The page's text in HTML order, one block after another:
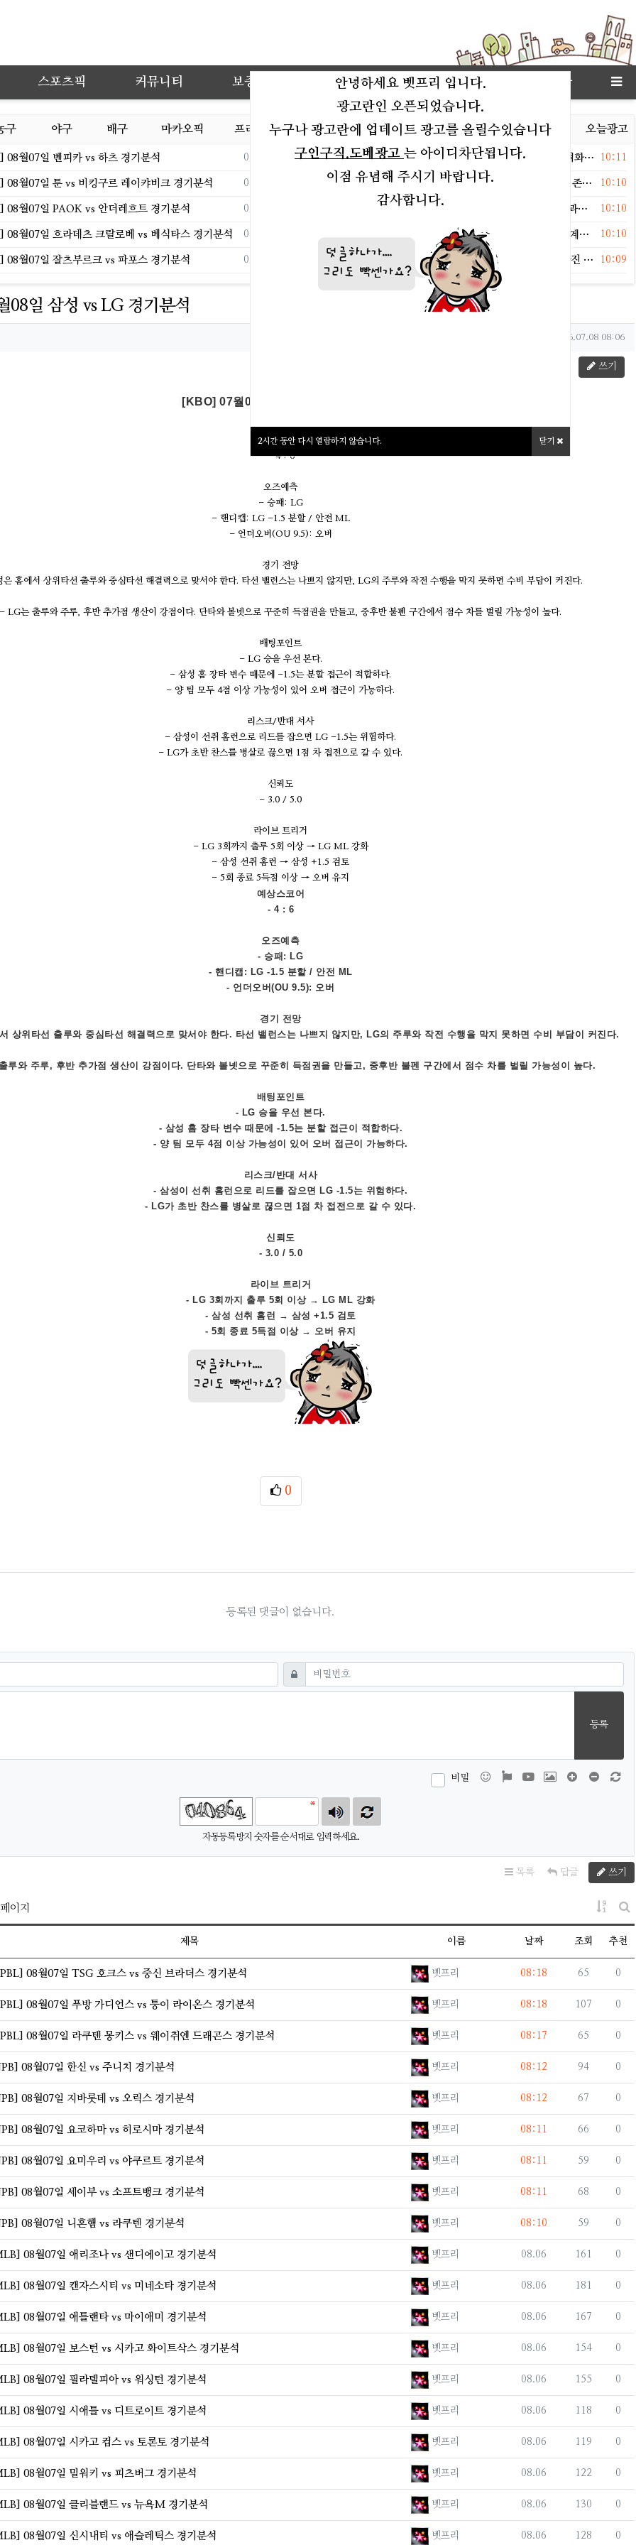
안녕하세요 벳프리 입니다.
광고란인 오픈되었습니다.
누구나 광고란에 업데이트 광고를 올릴수있습니다
구인구직.도베광고 는 아이디차단됩니다.
이점 유념해 주시기 바랍니다.
감사합니다.
2시간 동안 다시 열람하지 않습니다. 닫기
스포츠픽 커뮤니티 보증업체 고객센타 상점 링크모아
구 야구 배구 마카오픽 프리뷰
등록일
08.06
08월07일 벤피카 vs 하츠 경기분석
등록일
08.06
08월07일 툰 vs 비킹구르 레이캬비크 경기분석
등록일
08.06
08월07일 PAOK vs 안더레흐트 경기분석
등록일
08.06
08월07일 흐라데츠 크랄로베 vs 베식타스 경기분석
등록일
08.06
08월07일 잘츠부르크 vs 파포스 경기분석
오늘연예 오늘이슈 오늘유머 오늘운세 오늘포토 오늘광고
등록일
10:11
[단독]이승기, 한남동 안 떠난다..차가원 105억 전세금 분쟁 격화[종합]
등록일
10:10
가수♥배우, 지난해 열애설→결국 '핑크빛' 인정… "빛과 같은 존재" [MHN:글로벌]
등록일
10:10
'학폭 인정 후 5년' 지수, 한국 떠나 '몰라보게 달라진 얼굴'…"과거와 딴판"
등록일
10:10
수애, 4년간 활동 중단할 수밖에 없었던 이유 "편성 기다리다 계속 불발"
등록일
10:09
랄랄, 8㎏ 빼고 입은 수영복‥보정 없는 근황에 누리꾼 “살 빠진 줄 알았는데”
08일 삼성 vs LG 경기분석
작성일
2026.07.08 08:06
쓰기
[KBO] 07월08일 삼성 vs LG 경기분석
예상스코어
- 4 : 6
오즈예측
- 승패: LG
- 핸디캡: LG -1.5 분할 / 안전 ML
- 언더오버(OU 9.5): 오버
경기 전망
홈에서 상위타선 출루와 중심타선 해결력으로 맞서야 한다. 타선 밸런스는 나쁘지 않지만, LG의 주루와 작전 수행을 막지 못하면 수비 부담이 커진다.
- LG는 출루와 주루, 후반 추가점 생산이 강점이다. 단타와 볼넷으로 꾸준히 득점권을 만들고, 중후반 불펜 구간에서 점수 차를 벌릴 가능성이 높다.
배팅포인트
- LG 승을 우선 본다.
- 삼성 홈 장타 변수 때문에 -1.5는 분할 접근이 적합하다.
- 양 팀 모두 4점 이상 가능성이 있어 오버 접근이 가능하다.
리스크/반대 서사
- 삼성이 선취 홈런으로 리드를 잡으면 LG -1.5는 위험하다.
- LG가 초반 찬스를 병살로 끊으면 1점 차 접전으로 갈 수 있다.
신뢰도
- 3.0 / 5.0
라이브 트리거
- LG 3회까지 출루 5회 이상 → LG ML 강화
- 삼성 선취 홈런 → 삼성 +1.5 검토
- 5회 종료 5득점 이상 → 오버 유지
예상스코어
- 4 : 6
오즈예측
- 승패: LG
- 핸디캡: LG -1.5 분할 / 안전 ML
- 언더오버(OU 9.5): 오버
경기 전망
상위타선 출루와 중심타선 해결력으로 맞서야 한다. 타선 밸런스는 나쁘지 않지만, LG의 주루와 작전 수행을 막지 못하면 수비 부담이 커진다.
루와 주루, 후반 추가점 생산이 강점이다. 단타와 볼넷으로 꾸준히 득점권을 만들고, 중후반 불펜 구간에서 점수 차를 벌릴 가능성이 높다.
배팅포인트
- LG 승을 우선 본다.
- 삼성 홈 장타 변수 때문에 -1.5는 분할 접근이 적합하다.
- 양 팀 모두 4점 이상 가능성이 있어 오버 접근이 가능하다.
리스크/반대 서사
- 삼성이 선취 홈런으로 리드를 잡으면 LG -1.5는 위험하다.
- LG가 초반 찬스를 병살로 끊으면 1점 차 접전으로 갈 수 있다.
신뢰도
- 3.0 / 5.0
라이브 트리거
- LG 3회까지 출루 5회 이상 → LG ML 강화
- 삼성 선취 홈런 → 삼성 +1.5 검토
- 5회 종료 5득점 이상 → 오버 유지
0
추천
등록된 댓글이 없습니다.
비밀번호 필수
등록
비밀 이모티콘폰트어썸동영상 이미지 댓글창 늘이
댓글창
자동등록방지 숫자를 순서대로 입력하세요.
목록 답글 쓰기
이지
게시
게
제목 이름 날짜 조회 추천
08월07일 TSG 호크스 vs 중신 브라더스 경기분석 등록자벳프리 등록일
08:18 조회
65 추천
0
08월07일 푸방 가디언스 vs 퉁이 라이온스 경기분석 등록자벳프리 등록일
08:18 조회
107 추천
0
08월07일 라쿠텐 몽키스 vs 웨이취엔 드래곤스 경기분석 등록자벳프리 등록일
08:17 조회
65 추천
0
08월07일 한신 vs 주니치 경기분석 등록자벳프리 등록일
08:12 조회
94 추천
0
08월07일 지바롯데 vs 오릭스 경기분석 등록자벳프리 등록일
08:12 조회
67 추천
0
08월07일 요코하마 vs 히로시마 경기분석 등록자벳프리 등록일
08:11 조회
66 추천
0
08월07일 요미우리 vs 야쿠르트 경기분석 등록자벳프리 등록일
08:11 조회
59 추천
0
08월07일 세이부 vs 소프트뱅크 경기분석 등록자벳프리 등록일
08:11 조회
68 추천
0
08월07일 니혼햄 vs 라쿠텐 경기분석 등록자벳프리 등록일
08:10 조회
59 추천
0
08월07일 애리조나 vs 샌디에이고 경기분석 등록자벳프리 등록일
08.06 조회
161 추천
0
08월07일 캔자스시티 vs 미네소타 경기분석 등록자벳프리 등록일
08.06 조회
181 추천
0
08월07일 애틀랜타 vs 마이애미 경기분석 등록자벳프리 등록일
08.06 조회
167 추천
0
08월07일 보스턴 vs 시카고 화이트삭스 경기분석 등록자벳프리 등록일
08.06 조회
154 추천
0
08월07일 필라델피아 vs 워싱턴 경기분석 등록자벳프리 등록일
08.06 조회
155 추천
0
08월07일 시애틀 vs 디트로이트 경기분석 등록자벳프리 등록일
08.06 조회
118 추천
0
08월07일 시카고 컵스 vs 토론토 경기분석 등록자벳프리 등록일
08.06 조회
119 추천
0
08월07일 밀워키 vs 피츠버그 경기분석 등록자벳프리 등록일
08.06 조회
122 추천
0
08월07일 클리블랜드 vs 뉴욕M 경기분석 등록자벳프리 등록일
08.06 조회
130 추천
0
08월07일 신시내티 vs 애슬레틱스 경기분석 등록자벳프리 등록일
08.06 조회
128 추천
0